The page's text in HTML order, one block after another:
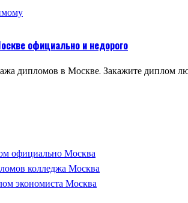
официально и недорого
дипломов в Москве. Закажите диплом
официально Москва
колледжа Москва
экономиста Москва